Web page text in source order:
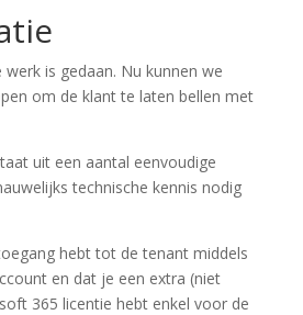
is gedaan. Nu kunnen we
om de klant te laten bellen met
uit een aantal eenvoudige
technische kennis nodig
hebt tot de tenant middels
en dat je een extra (niet
365 licentie hebt enkel voor de